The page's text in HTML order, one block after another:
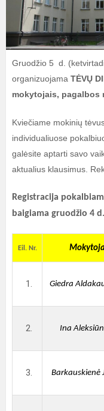
Gruodžio 5 d.
organizuojama TĖVŲ
mokytojais, pagalbos
Kviečiame mokinių
individualiuose
galėsite aptarti savo
aktualius klausimus.
Registracija
baigiama gruodžio 4
Eil. Nr.
Giedra
Ina
Barkauskienė